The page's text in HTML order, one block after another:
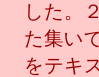
した。
た集い
をテキ